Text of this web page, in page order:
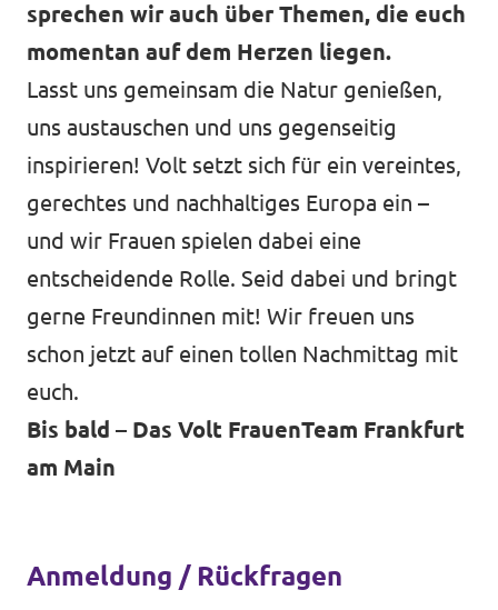
sprechen wir auch über Themen, die euch
momentan auf dem Herzen liegen.
Lasst uns gemeinsam die Natur genießen,
uns austauschen und uns gegenseitig
inspirieren! Volt setzt sich für ein vereintes,
gerechtes und nachhaltiges Europa ein –
und wir Frauen spielen dabei eine
entscheidende Rolle. Seid dabei und bringt
gerne Freundinnen mit! Wir freuen uns
schon jetzt auf einen tollen Nachmittag mit
euch.
Bis bald – Das Volt FrauenTeam Frankfurt
am Main
Anmeldung / Rückfragen